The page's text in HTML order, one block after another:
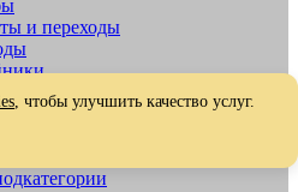
и переходы
заглушки, обратные клапаны
все товары[Наружная
, чтобы улучшить качество услуг.